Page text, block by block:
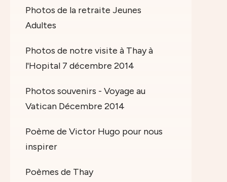
Photos de la retraite Jeunes
Adultes
Photos de notre visite à Thay à
l'Hopital 7 décembre 2014
Photos souvenirs - Voyage au
Vatican Décembre 2014
Poème de Victor Hugo pour nous
inspirer
Poèmes de Thay